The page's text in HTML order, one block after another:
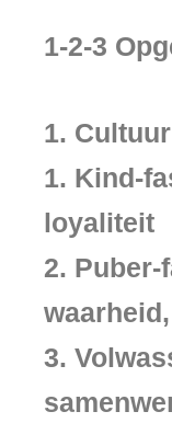
1-2-3
1.
1. Kind-
loyaliteit
2.
3.